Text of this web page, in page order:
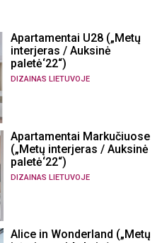
Apartamentai U28 („Metų
interjeras / Auksinė
paletė‘22“)
DIZAINAS LIETUVOJE
Apartamentai Markučiuose
(„Metų interjeras / Auksinė
paletė‘22“)
DIZAINAS LIETUVOJE
Alice in Wonderland („Metų